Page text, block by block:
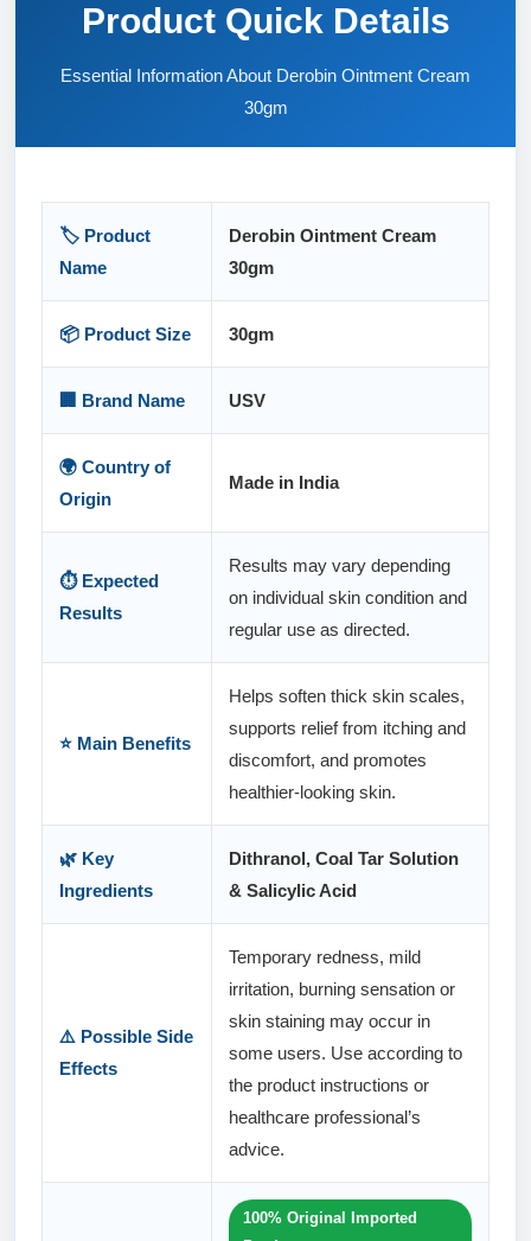
Product Quick Details
Essential Information About Derobin Ointment Cream
30gm
🏷️ Product
Name
Derobin Ointment Cream
30gm
📦 Product Size 30gm
🏢 Brand Name USV
🌍 Country of
Origin
Made in India
⏱️ Expected
Results
Results may vary depending
on individual skin condition and
regular use as directed.
⭐ Main Benefits
Helps soften thick skin scales,
supports relief from itching and
discomfort, and promotes
healthier-looking skin.
🌿 Key
Ingredients
Dithranol, Coal Tar Solution
& Salicylic Acid
⚠️ Possible Side
Effects
Temporary redness, mild
irritation, burning sensation or
skin staining may occur in
some users. Use according to
the product instructions or
healthcare professional’s
advice.
100% Original Imported